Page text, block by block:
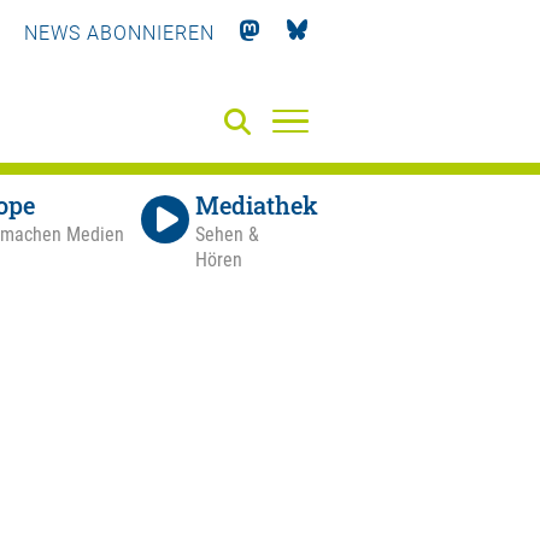
NEWS ABONNIEREN
Medien
Mediathek
Sehen &
Hören